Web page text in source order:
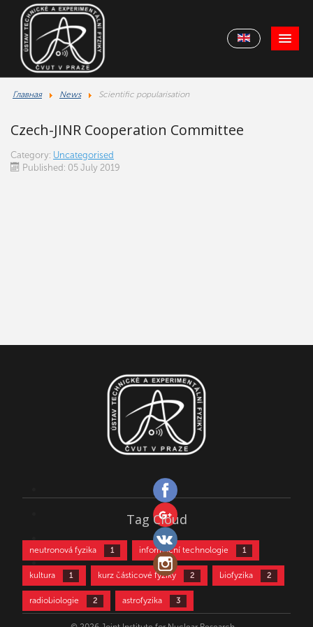
Главная News Scientific popularisation
Czech-JINR Cooperation Committee
Category: Uncategorised
Published: 05 July 2019
Tag Cloud
neutronová fyzika 1 informační technologie 1
kultura 1 kurz částicové fyziky 2 biofyzika 2
radiobiologie 2 astrofyzika 3